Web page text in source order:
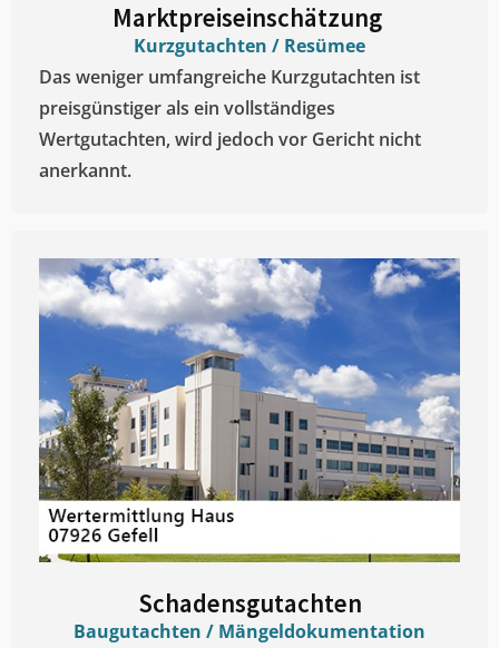
Marktpreiseinschätzung ​
Kurzgutachten / Resümee
Das weniger umfangreiche Kurzgutachten ist
preisgünstiger als ein vollständiges
Wertgutachten, wird jedoch vor Gericht nicht
anerkannt.
Schadensgutachten
Baugutachten / Mängeldokumentation